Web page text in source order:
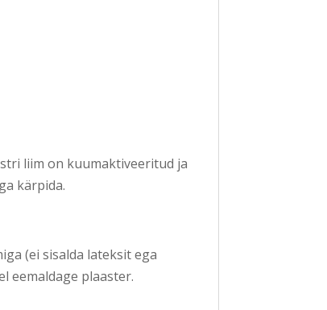
liim on kuumaktiveeritud ja
kärpida.
(ei sisalda lateksit ega
eemaldage plaaster.